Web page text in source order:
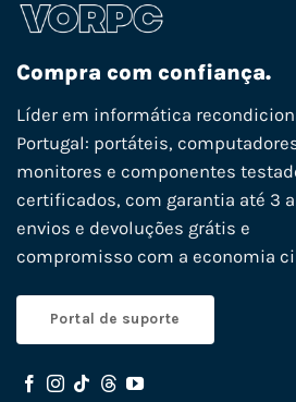
Compra com confiança.
Líder em informática
Portugal: portáteis,
monitores e componentes
certificados, com garantia até 3
envios e devoluções grátis e
compromisso com a economia
Portal de suporte